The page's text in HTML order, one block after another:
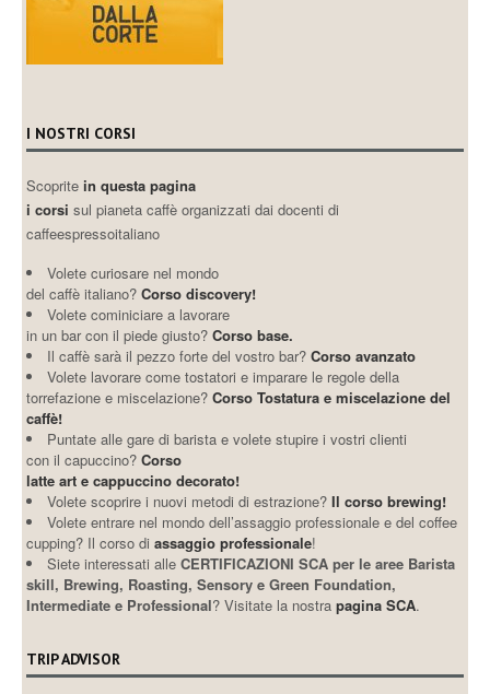
I NOSTRI CORSI
Scopritein questa pagina
i corsi sul pianeta caffè organizzati dai docenti di
caffeespressoitaliano
Volete curiosare nel mondo
del caffè italiano? Corso discovery!
Volete cominiciare a lavorare
in un bar con il piede giusto? Corso base.
Il caffè sarà il pezzo forte del vostro bar?Corso avanzato
Volete lavorare come tostatori e imparare le regole della
torrefazione e miscelazione?Corso Tostatura e miscelazione del
caffè!
Puntate alle gare di barista e volete stupire i vostri clienti
con il capuccino?Corso
latte art e cappuccino decorato!
Volete scoprire i nuovi metodi di estrazione?Il corso brewing!
Volete entrare nel mondo dell’assaggio professionale e del coffee
cupping? Il corso diassaggio professionale!
Siete interessati alleCERTIFICAZIONI SCA per le aree Barista
skill, Brewing, Roasting, Sensory e Green Foundation,
Intermediate e Professional? Visitate la nostrapagina SCA.
TRIP ADVISOR